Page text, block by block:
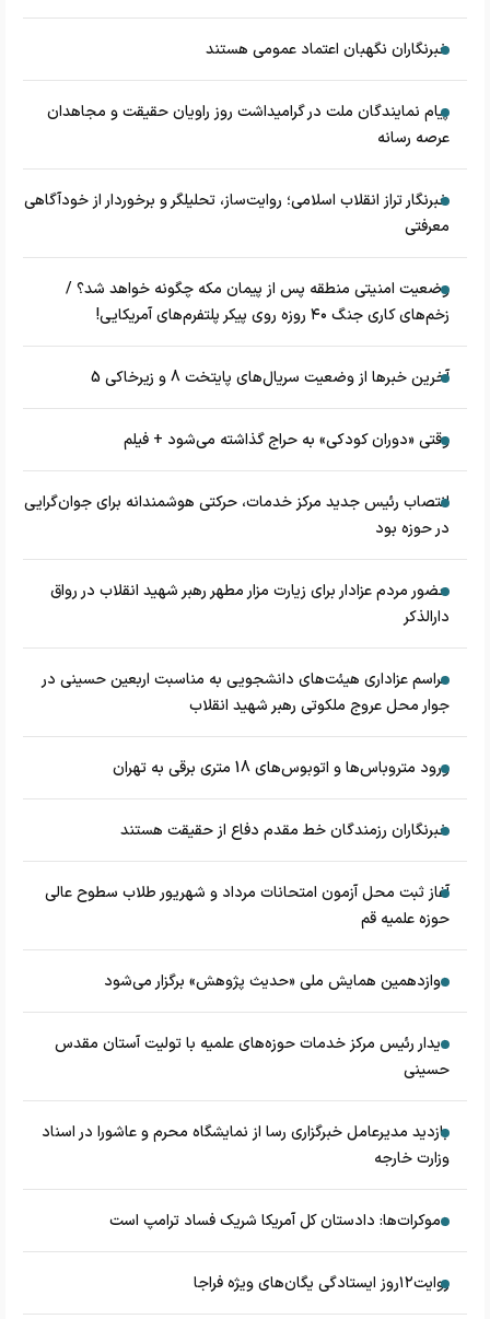
خبرنگاران نگهبان اعتماد عمومی هستند
پیام نمایندگان ملت در گرامیداشت روز راویان حقیقت و مجاهدان
عرصه رسانه
خبرنگار تراز انقلاب اسلامی؛ روایت‌ساز، تحلیلگر و برخوردار از خودآگاهی
معرفتی
وضعیت امنیتی منطقه پس از پیمان مکه چگونه خواهد شد؟ /
زخم‌های کاری جنگ ۴۰ روزه روی پیکر پلتفرم‌های آمریکایی!
آخرین خبرها از وضعیت سریال‌های پایتخت 8 و زیرخاکی 5
وقتی «دوران کودکی» به حراج گذاشته می‌شود + فیلم
انتصاب رئیس جدید مرکز خدمات، حرکتی هوشمندانه برای جوان‌گرایی
در حوزه بود
حضور مردم عزادار برای زیارت مزار مطهر رهبر شهید انقلاب در رواق
دارالذکر
مراسم عزاداری هیئت‌های دانشجویی به مناسبت اربعین حسینی در
جوار محل عروج ملکوتی رهبر شهید انقلاب
ورود متروباس‌ها و اتوبوس‌های 18 متری برقی به تهران
خبرنگاران رزمندگان خط مقدم دفاع از حقیقت هستند
آغاز ثبت محل آزمون امتحانات مرداد و شهریور طلاب سطوح عالی
حوزه علمیه قم
دوازدهمین همایش ملی «حدیث‌ پژوهش» برگزار می‌شود
دیدار رئیس مرکز خدمات حوزه‌های علمیه با تولیت آستان مقدس
حسینی
بازدید مدیرعامل خبرگزاری رسا از نمایشگاه محرم و عاشورا در اسناد
وزارت خارجه
دموکرات‌ها: دادستان کل آمریکا شریک فساد ترامپ است
روایت۱۲روز ایستادگی یگان‌های ویژه فراجا